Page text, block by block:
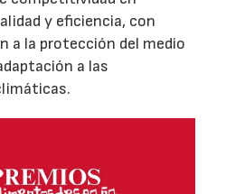
y eficiencia, con
a la protección del medio
a las